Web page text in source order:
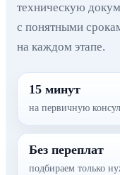
техническую
с понятными
на каждом этапе.
15 минут
на первичную
Без переплат
подбираем только